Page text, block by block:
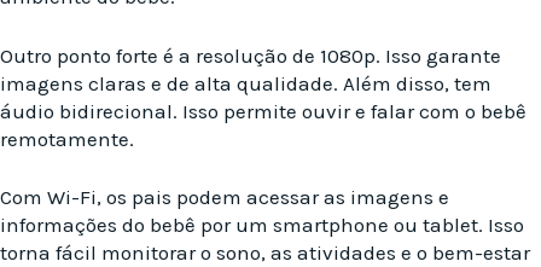
Outro ponto forte é a resolução de 1080p. Isso garante
imagens claras e de alta qualidade. Além disso, tem
áudio bidirecional. Isso permite ouvir e falar com o bebê
remotamente.
Com Wi-Fi, os pais podem acessar as imagens e
informações do bebê por um smartphone ou tablet. Isso
torna fácil monitorar o sono, as atividades e o bem-estar